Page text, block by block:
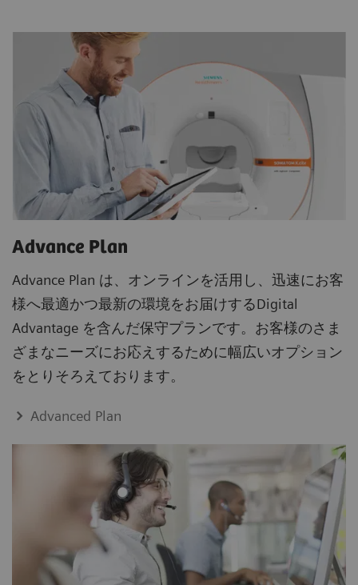
Advance Plan
Advance Plan は、オンラインを活用し、迅速にお客
様へ最適かつ最新の環境をお届けするDigital
Advantage を含んだ保守プランです。お客様のさま
ざまなニーズにお応えするために幅広いオプション
をとりそろえております。
Advanced Plan